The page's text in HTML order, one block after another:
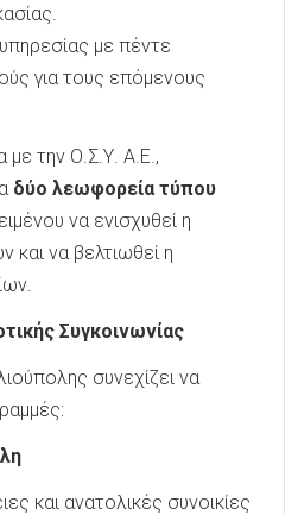
με πέντε
για τους επόμενους
με την Ο.Σ.Υ. Α.Ε.,
δύο λεωφορεία τύπου
να ενισχυθεί η
και να βελτιωθεί η
Συγκοινωνίας
συνεχίζει να
και ανατολικές συνοικίες